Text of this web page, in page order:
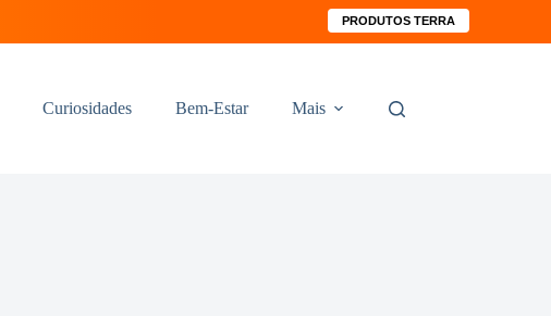
PRODUTOS TERRA
Curiosidades Bem-Estar Mais